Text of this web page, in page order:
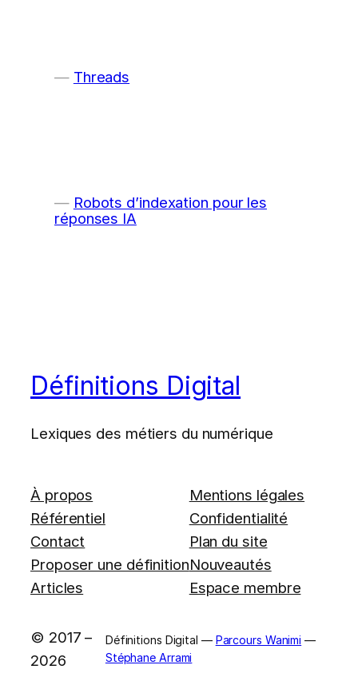
Threads
Robots d’indexation pour les
réponses IA
Définitions Digital
Lexiques des métiers du numérique
À propos
Référentiel
Contact
Proposer une définition
Articles
Mentions légales
Confidentialité
Plan du site
Nouveautés
Espace membre
© 2017 –
2026
Définitions Digital — Parcours Wanimi —
Stéphane Arrami